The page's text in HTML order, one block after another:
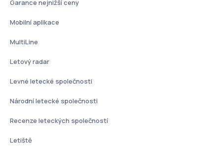
Garance nejnižší ceny
Mobilní aplikace
MultiLine
Letový radar
Levné letecké společnosti
Národní letecké společnosti
Recenze leteckých společností
Letiště